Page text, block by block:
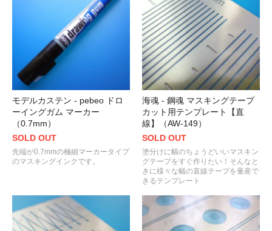
モデルカステン - pebeo ドロ
ーイングガム マーカー
（0.7mm）
SOLD OUT
先端が0.7mmの極細マーカータイプ
のマスキングインクです。
海魂 - 鋼魂 マスキングテープ
カット用テンプレート【直
線】（AW-149）
SOLD OUT
塗分けに幅のちょうどいいマスキン
グテープをすぐ作りたい！そんなと
きに様々な幅の直線テープを量産で
きるテンプレート